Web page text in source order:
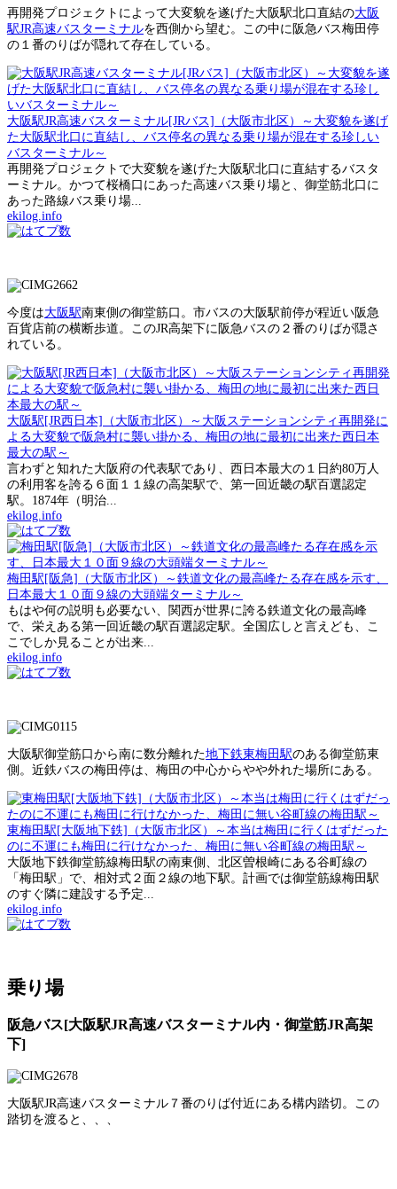
再開発プロジェクトによって大変貌を遂げた大阪駅北口直結の大阪
駅JR高速バスターミナルを西側から望む。この中に阪急バス梅田停
の１番のりばが隠れて存在している。
大阪駅JR高速バスターミナル[JRバス]（大阪市北区）～大変貌を遂げ
た大阪駅北口に直結し、バス停名の異なる乗り場が混在する珍しい
バスターミナル～
再開発プロジェクトで大変貌を遂げた大阪駅北口に直結するバスタ
ーミナル。かつて桜橋口にあった高速バス乗り場と、御堂筋北口に
あった路線バス乗り場...
ekilog.info
今度は大阪駅南東側の御堂筋口。市バスの大阪駅前停が程近い阪急
百貨店前の横断歩道。このJR高架下に阪急バスの２番のりばが隠さ
れている。
大阪駅[JR西日本]（大阪市北区）～大阪ステーションシティ再開発に
よる大変貌で阪急村に襲い掛かる、梅田の地に最初に出来た西日本
最大の駅～
言わずと知れた大阪府の代表駅であり、西日本最大の１日約80万人
の利用客を誇る６面１１線の高架駅で、第一回近畿の駅百選認定
駅。1874年（明治...
ekilog.info
梅田駅[阪急]（大阪市北区）～鉄道文化の最高峰たる存在感を示す、
日本最大１０面９線の大頭端ターミナル～
もはや何の説明も必要ない、関西が世界に誇る鉄道文化の最高峰
で、栄えある第一回近畿の駅百選認定駅。全国広しと言えども、こ
こでしか見ることが出来...
ekilog.info
大阪駅御堂筋口から南に数分離れた地下鉄東梅田駅のある御堂筋東
側。近鉄バスの梅田停は、梅田の中心からやや外れた場所にある。
東梅田駅[大阪地下鉄]（大阪市北区）～本当は梅田に行くはずだった
のに不運にも梅田に行けなかった、梅田に無い谷町線の梅田駅～
大阪地下鉄御堂筋線梅田駅の南東側、北区曽根崎にある谷町線の
「梅田駅」で、相対式２面２線の地下駅。計画では御堂筋線梅田駅
のすぐ隣に建設する予定...
ekilog.info
乗り場
阪急バス[大阪駅JR高速バスターミナル内・御堂筋JR高架
下]
大阪駅JR高速バスターミナル７番のりば付近にある構内踏切。この
踏切を渡ると、、、